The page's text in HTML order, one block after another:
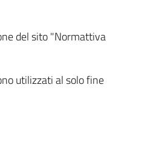
del sito "Normattiva
utilizzati al solo fine